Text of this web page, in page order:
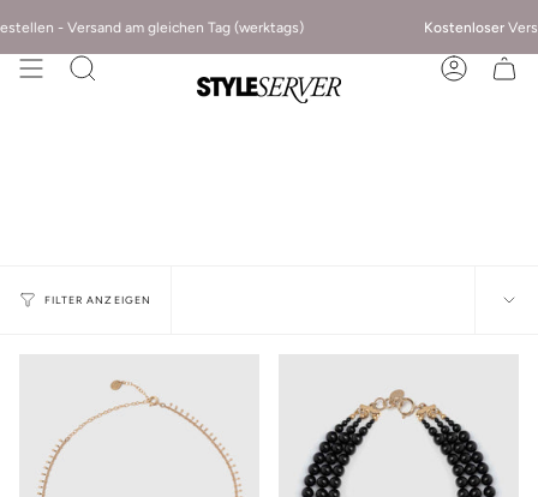
- Versand am gleichen Tag (werktags) Kostenloser
FILTER ANZEIGEN